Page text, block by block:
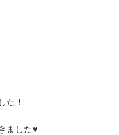
た！
ました♥